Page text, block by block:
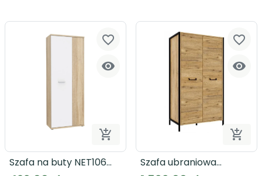


Dodaj do koszyka
favorite_border
Szafa na buty NET106


favorite_border
Szafa ubraniowa